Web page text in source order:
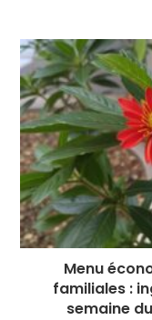
Menu
familiales :
semaine